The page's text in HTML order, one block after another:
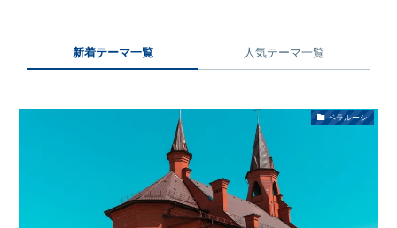
新着テーマ一覧 人気テーマ一覧
ベラルーシ